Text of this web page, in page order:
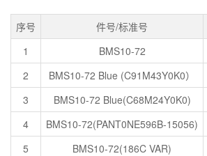
序号 件号/标准号
1
BMS10-72
2
BMS10-72 Blue (C91M43Y0K0）
3
BMS10-72 Blue(C68M24Y0K0)
4
BMS10-72(PANT0NE596B-15056)
5
BMS10-72(186C VAR)